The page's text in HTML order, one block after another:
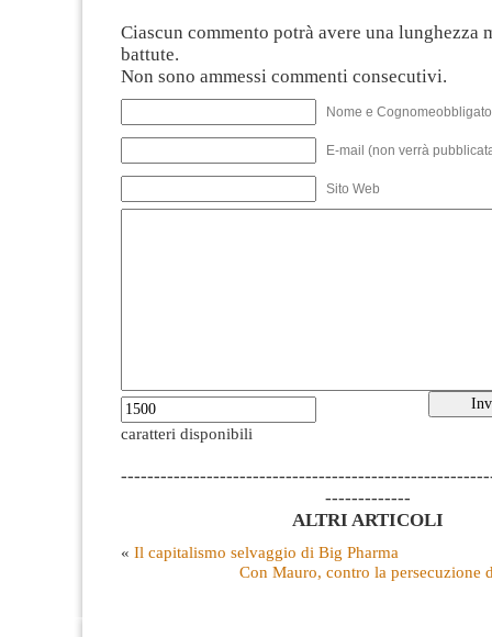
Ciascun commento potrà avere una lunghezza
battute.
Non sono ammessi commenti consecutivi.
Nome e
E-mail (non verrà
Sito Web
caratteri disponibili
-------------
ALTRI ARTICOLI
« Il capitalismo selvaggio di Big Pharma
Con Mauro, contro la persecuzione